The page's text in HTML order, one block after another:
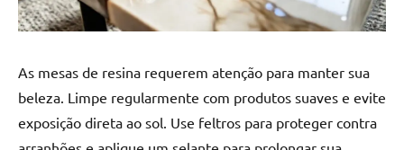
madeira
de
incluindo
designs
As mesas de resina requerem atenção para manter sua
beleza. Limpe regularmente com produtos suaves e evite
exposição direta ao sol. Use feltros para proteger contra